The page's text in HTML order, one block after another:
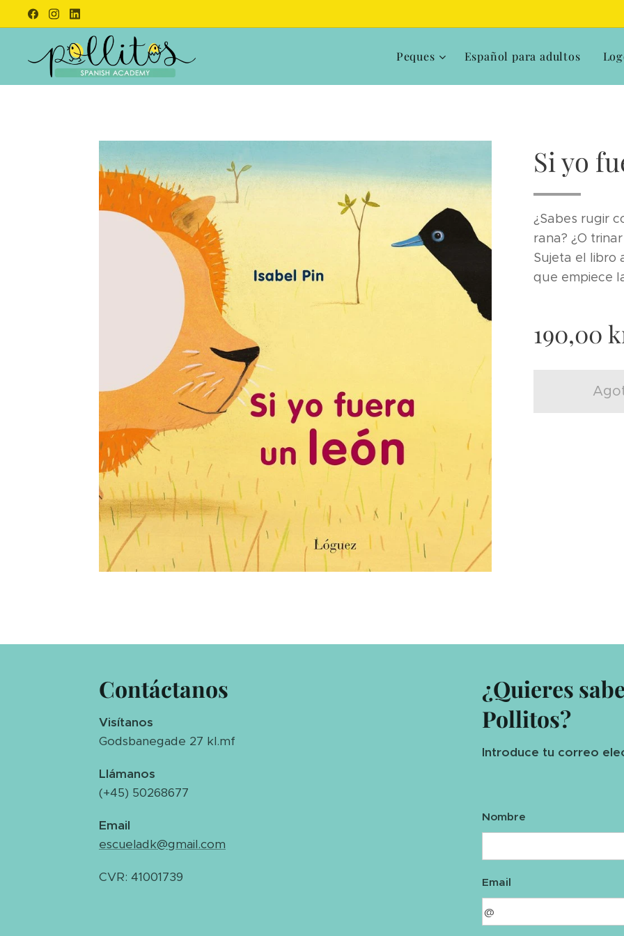
Peques Español para adultos
Si yo
¿Sabes rugir
rana? ¿O
Sujeta el libro
que empiece
190,00
Contáctanos
Visítanos
Godsbanegade 27 kl.mf
Llámanos
(+45) 50268677
Email
escueladk@gmail.com
CVR: 41001739
¿Quieres
Pollitos?
Introduce tu correo
Nombre
Email